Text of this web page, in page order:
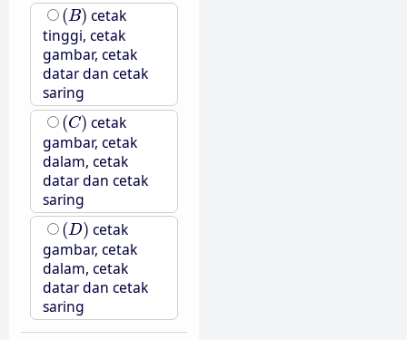
(B)
(B) cetak
tinggi, cetak
gambar, cetak
datar dan cetak
saring
(C)
(C) cetak
gambar, cetak
dalam, cetak
datar dan cetak
saring
(D)
(D) cetak
gambar, cetak
dalam, cetak
datar dan cetak
saring